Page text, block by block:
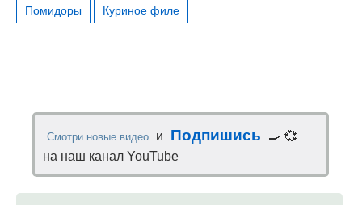
Помидоры
Куриное филе
Смотри новые видео и Подпишись
🍳 💞
на наш канал YouTube